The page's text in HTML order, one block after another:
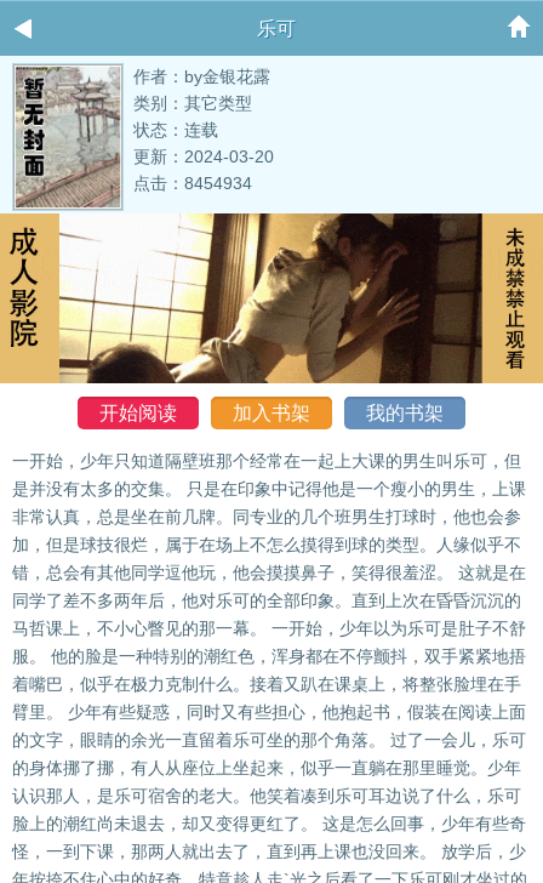
乐可
作者：by金银花露
类别：其它类型
状态：连载
更新：2024-03-20
点击：8454934
开始阅读 加入书架 我的书架
一开始，少年只知道隔壁班那个经常在一起上大课的男生叫乐可，但
是并没有太多的交集。 只是在印象中记得他是一个瘦小的男生，上课
非常认真，总是坐在前几牌。同专业的几个班男生打球时，他也会参
加，但是球技很烂，属于在场上不怎么摸得到球的类型。人缘似乎不
错，总会有其他同学逗他玩，他会摸摸鼻子，笑得很羞涩。 这就是在
同学了差不多两年后，他对乐可的全部印象。直到上次在昏昏沉沉的
马哲课上，不小心瞥见的那一幕。 一开始，少年以为乐可是肚子不舒
服。 他的脸是一种特别的潮红色，浑身都在不停颤抖，双手紧紧地捂
着嘴巴，似乎在极力克制什么。接着又趴在课桌上，将整张脸埋在手
臂里。 少年有些疑惑，同时又有些担心，他抱起书，假装在阅读上面
的文字，眼睛的余光一直留着乐可坐的那个角落。 过了一会儿，乐可
的身体挪了挪，有人从座位上坐起来，似乎一直躺在那里睡觉。少年
认识那人，是乐可宿舍的老大。他笑着凑到乐可耳边说了什么，乐可
脸上的潮红尚未退去，却又变得更红了。 这是怎么回事，少年有些奇
怪，一到下课，那两人就出去了，直到再上课也没回来。 放学后，少